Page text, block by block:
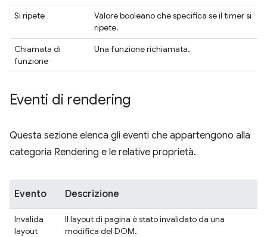
Si ripete
Valore booleano che specifica se il timer si
ripete.
Chiamata di
funzione
Una funzione richiamata.
Eventi di rendering
Questa sezione elenca gli eventi che appartengono alla
categoria Rendering e le relative proprietà.
Evento Descrizione
Invalida
layout
Il layout di pagina è stato invalidato da una
modifica del DOM.